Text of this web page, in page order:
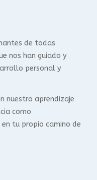
de todas
nos han guiado y
personal y
nuestro aprendizaje
como
tu propio camino de